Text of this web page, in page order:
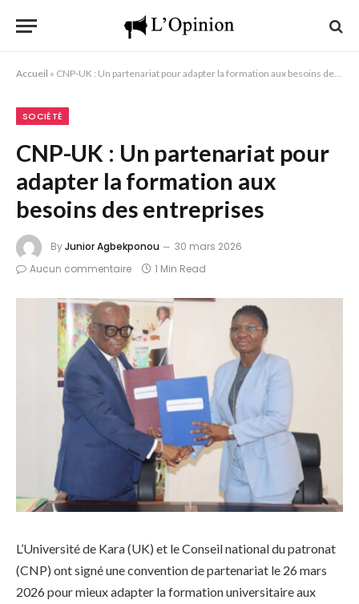
Accueil » CNP-UK : Un partenariat pour adapter la formation aux besoins des entreprises
SOCIÉTÉ
CNP-UK : Un partenariat pour
adapter la formation aux
besoins des entreprises
ByJunior Agbekponou
30 mars 2026
Aucun commentaire
1 Min Read
L’Université de Kara (UK) et le Conseil national du patronat
(CNP) ont signé une convention de partenariat le 26 mars
2026 pour mieux adapter la formation universitaire aux